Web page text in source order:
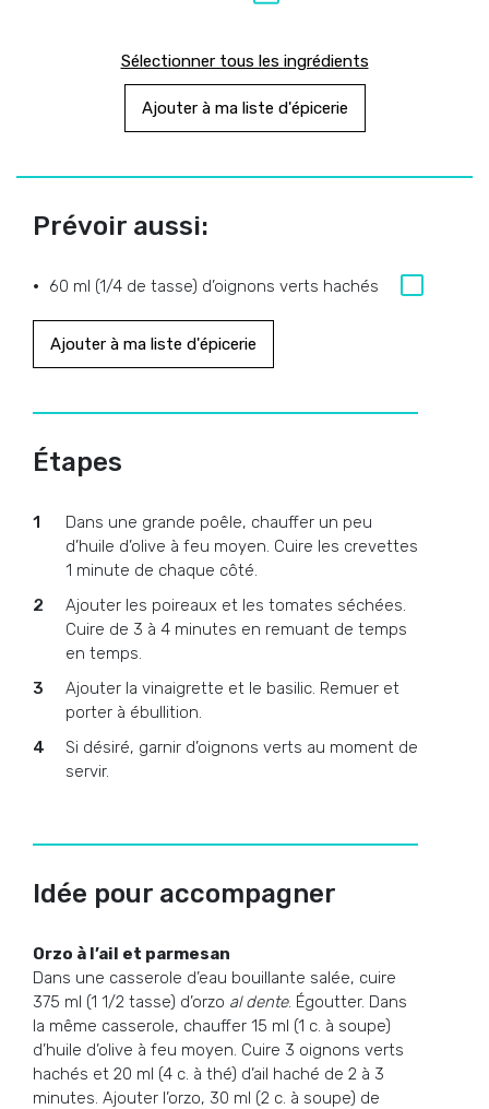
Sélectionner tous les ingrédients
Ajouter à ma liste d'épicerie
Prévoir aussi:
60 ml (1/4 de tasse) d’oignons verts hachés
Ajouter à ma liste d'épicerie
Étapes
Dans une grande poêle, chauffer un peu
d’huile d’olive à feu moyen. Cuire les crevettes
1 minute de chaque côté.
Ajouter les poireaux et les tomates séchées.
Cuire de 3 à 4 minutes en remuant de temps
en temps.
Ajouter la vinaigrette et le basilic. Remuer et
porter à ébullition.
Si désiré, garnir d’oignons verts au moment de
servir.
Idée pour accompagner
Orzo à l’ail et parmesan
Dans une casserole d’eau bouillante salée, cuire
375 ml (1 1/2 tasse) d’orzo al dente. Égoutter. Dans
la même casserole, chauffer 15 ml (1 c. à soupe)
d’huile d’olive à feu moyen. Cuire 3 oignons verts
hachés et 20 ml (4 c. à thé) d’ail haché de 2 à 3
minutes. Ajouter l’orzo, 30 ml (2 c. à soupe) de